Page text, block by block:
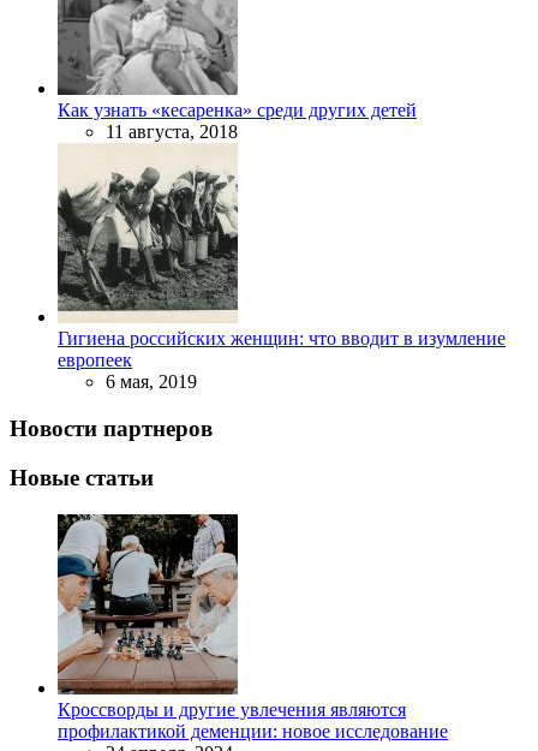
Как узнать «кесаренка» среди других детей
11 августа, 2018
Гигиена российских женщин: что вводит в изумление
европеек
6 мая, 2019
Новости партнеров
Новые статьи
Кроссворды и другие увлечения являются
профилактикой деменции: новое исследование